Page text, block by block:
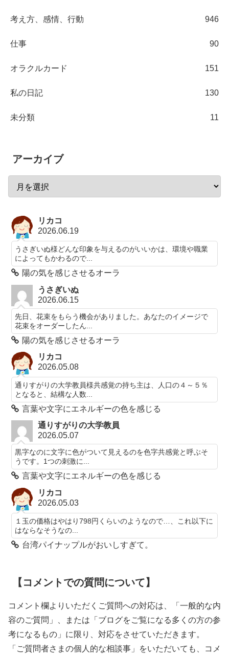
考え方、感情、行動 946
仕事 90
オラクルカード 151
私の日記 130
未分類 11
アーカイブ
リカコ
2026.06.19
うさぎいぬ様どんな印象を与えるのがいいかは、環境や職業
によってもかわるので...
陽の気を感じさせるオーラ
うさぎいぬ
2026.06.15
先日、花束をもらう機会がありました。あなたのイメージで
花束をオーダーしたん...
陽の気を感じさせるオーラ
リカコ
2026.05.08
通りすがりの大学教員様共感覚の持ち主は、人口の４～５％
となると、結構な人数...
言葉や文字にエネルギーの色を感じる
通りすがりの大学教員
2026.05.07
黒字なのに文字に色がついて見えるのを色字共感覚と呼ぶそ
うです。1つの刺激に...
言葉や文字にエネルギーの色を感じる
リカコ
2026.05.03
１玉の価格はやはり798円くらいのようなので…、これ以下に
はならなそうなの...
台湾パイナップルがおいしすぎて。
【コメントでの質問について】
コメント欄よりいただくご質問への対応は、「一般的な内
容のご質問」、または「ブログをご覧になる多くの方の参
考になるもの」に限り、対応をさせていただきます。
「ご質問者さまの個人的な相談事」をいただいても、コメ